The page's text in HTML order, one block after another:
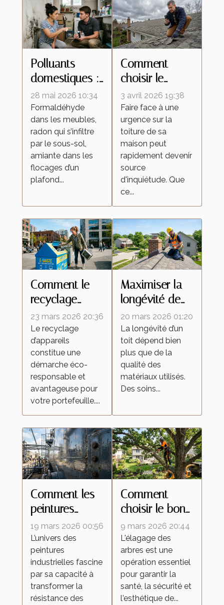
Polluants
domestiques :
à quel
moment faut-il
contacter un
professionnel ?
28 mai 2026 10:34
Formaldéhyde
dans les meubles,
radon qui s’infiltre
par le sous-sol,
amiante dans les
flocages d’un
plafond...
Comment
choisir le
meilleur
service de
réparation
d'urgence pour
votre toiture ?
3 avril 2026 19:38
Faire face à une
urgence sur la
toiture de sa
maison peut
rapidement devenir
source
d'inquiétude. Que
ce...
Comment le
recyclage
d'appareils
peut
dynamiser
votre budget ?
23 mars 2026 20:36
Le recyclage
d’appareils
constitue une
démarche éco-
responsable et
avantageuse pour
votre portefeuille....
Maximiser la
longévité de
votre toit
grâce à des
soins
professionnels
20 mars 2026 01:20
La longévité d’un
toit dépend bien
plus que de la
qualité des
matériaux utilisés.
Des soins...
Comment les
peintures
industrielles
améliorent la
durabilité des
matériaux ?
19 mars 2026 00:56
L’univers des
peintures
industrielles fascine
par sa capacité à
transformer la
résistance des
Comment
choisir le bon
professionnel
pour vos
travaux
d'élagage ?
9 mars 2026 20:44
L'élagage des
arbres est une
opération essentiel
pour garantir la
santé, la sécurité et
l'esthétique de...